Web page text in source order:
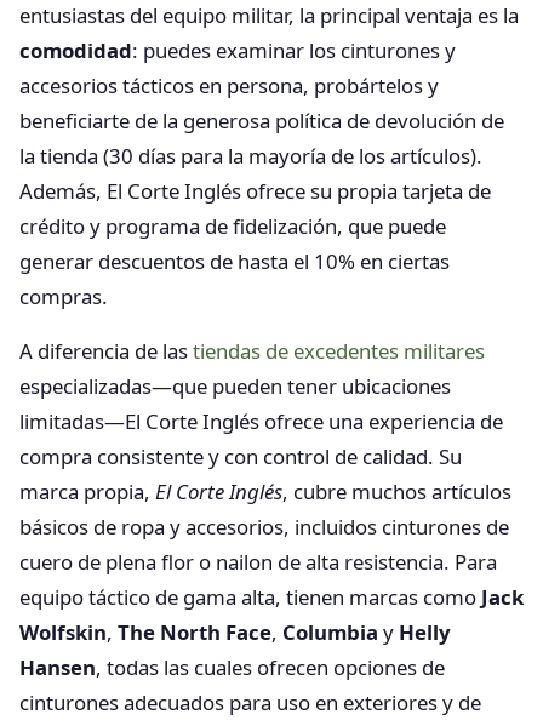
entusiastas del equipo militar, la principal ventaja es la
comodidad: puedes examinar los cinturones y
accesorios tácticos en persona, probártelos y
beneficiarte de la generosa política de devolución de
la tienda (30 días para la mayoría de los artículos).
Además, El Corte Inglés ofrece su propia tarjeta de
crédito y programa de fidelización, que puede
generar descuentos de hasta el 10% en ciertas
compras.
A diferencia de lastiendas de excedentes militares
especializadas—que pueden tener ubicaciones
limitadas—El Corte Inglés ofrece una experiencia de
compra consistente y con control de calidad. Su
marca propia, El Corte Inglés, cubre muchos artículos
básicos de ropa y accesorios, incluidos cinturones de
cuero de plena flor o nailon de alta resistencia. Para
equipo táctico de gama alta, tienen marcas como Jack
Wolfskin, The North Face, Columbia y Helly
Hansen, todas las cuales ofrecen opciones de
cinturones adecuados para uso en exteriores y de